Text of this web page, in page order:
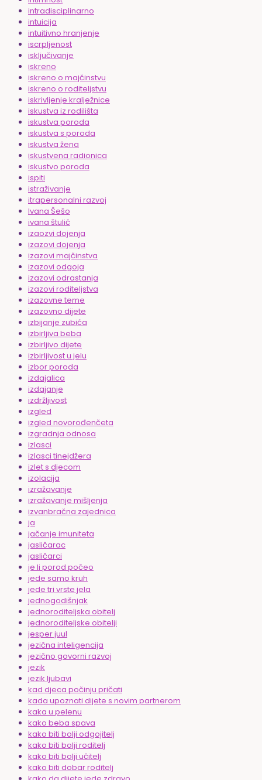
intradisciplinarno
intuicija
intuitivno hranjenje
iscrpljenost
isključivanje
iskreno
iskreno o majčinstvu
iskreno o roditeljstvu
iskrivljenje kralježnice
iskustva iz rodilišta
iskustva poroda
iskustva s poroda
iskustva žena
iskustvena radionica
iskustvo poroda
ispiti
istraživanje
itrapersonalni razvoj
Ivana Šešo
ivana štulić
izaozvi dojenja
izazovi dojenja
izazovi majčinstva
izazovi odgoja
izazovi odrastanja
izazovi roditeljstva
izazovne teme
izazovno dijete
izbijanje zubića
izbirljiva beba
izbirljivo dijete
izbirljivost u jelu
izbor poroda
izdajalica
izdajanje
izdržljivost
izgled
izgled novorođenčeta
izgradnja odnosa
izlasci
izlasci tinejdžera
izlet s djecom
izolacija
izražavanje
izražavanje mišljenja
izvanbračna zajednica
ja
jačanje imuniteta
jasličarac
jasličarci
je li porod počeo
jede samo kruh
jede tri vrste jela
jednogodišnjak
jednoroditeljska obitelj
jednoroditeljske obitelji
jesper juul
jezična inteligencija
jezično govorni razvoj
jezik
jezik ljubavi
kad djeca počinju pričati
kada upoznati dijete s novim partnerom
kaka u pelenu
kako beba spava
kako biti bolji odgojitelj
kako biti bolji roditelj
kako biti bolji učitelj
kako biti dobar roditelj